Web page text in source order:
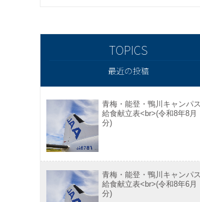
最近の投稿
青梅・能登・鴨川キャンパス
給食献立表<br>(令和8年8月
分)
青梅・能登・鴨川キャンパス
給食献立表<br>(令和8年6月
分)